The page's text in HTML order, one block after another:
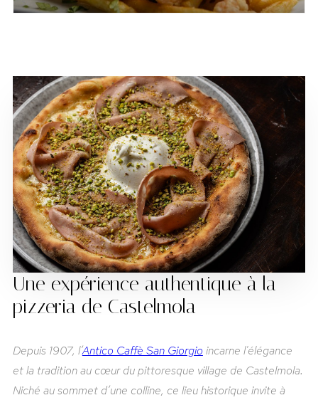
Une expérience authentique à la
pizzeria de Castelmola
Depuis 1907, l’Antico Caffè San Giorgio incarne l'élégance
et la tradition au cœur du pittoresque village de Castelmola.
Niché au sommet d’une colline, ce lieu historique invite à